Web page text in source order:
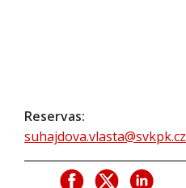
Reservas:
suhajdova.vlasta@svkpk.cz